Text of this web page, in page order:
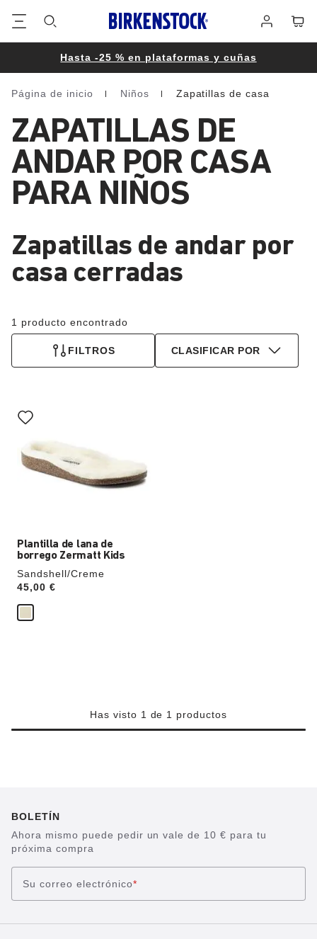
sesión
Hasta -25 % en plataformas y cuñas
Homepage
Página de inicio Niños Zapatillas de casa
ZAPATILLAS DE
ANDAR POR CASA
PARA NIÑOS
Zapatillas de andar por
casa cerradas
1 producto encontrado
FILTROS CLASIFICAR POR
Plantilla de lana de
borrego Zermatt Kids
Sandshell/Creme
Price:
45,00 €
imagen
del
producto
se
actualizará
Has visto 1 de 1 productos
de
página
BOLETÍN
Ahora mismo puede pedir un vale de 10 € para tu
próxima compra
Su correo electrónico*